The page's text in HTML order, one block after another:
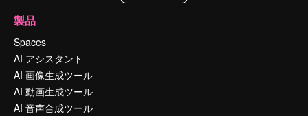
製品
Spaces
AI アシスタント
AI 画像生成ツール
AI 動画生成ツール
AI 音声合成ツール